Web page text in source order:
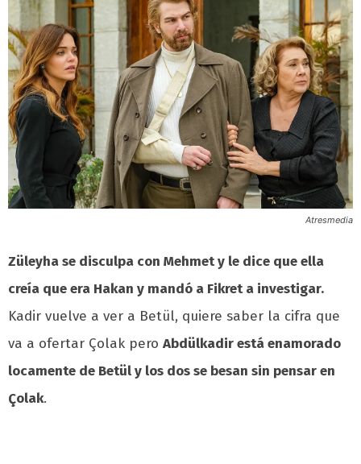
Atresmedia
Züleyha se disculpa con Mehmet y le dice que ella
creía que era Hakan y mandó a Fikret a investigar.
Kadir vuelve a ver a Betül, quiere saber la cifra que
va a ofertar Çolak pero Abdülkadir está enamorado
locamente de Betül y los dos se besan sin pensar en
Çolak.